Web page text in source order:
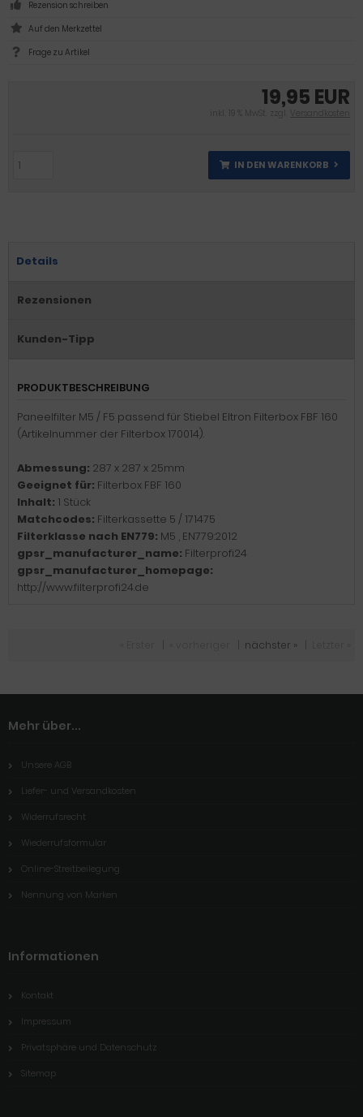
19,95 EUR
inkl. 19 % MwSt. zzgl. Versandkosten
IN DEN WARENKORB
Rezension schreiben
Frage zu Artikel
Details
Rezensionen
Kunden-Tipp
PRODUKTBESCHREIBUNG
Paneelfilter M5 / F5 passend für Stiebel Eltron Filterbox FBF 160
(Artikelnummer der Filterbox 170014).
Abmessung: 287 x 287 x 25mm
Geeignet für: Filterbox FBF 160
Inhalt: 1 Stück
Matchcodes: Filterkassette 5 / 171475
Filterklasse nach EN779: M5 , EN779:2012
gpsr_manufacturer_name: Filterprofi24
gpsr_manufacturer_homepage:
http://www.filterprofi24.de
nächster »
Mehr über...
Unsere AGB
Liefer- und Versandkosten
Widerrufsrecht
Wiederrufsformular
Online-Streitbeilegung
Nennung von Marken
Informationen
Kontakt
Impressum
Privatsphäre und Datenschutz
Sitemap